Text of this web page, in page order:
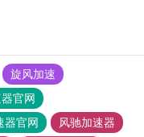
旋风加速
官网
器官网
风驰加速器